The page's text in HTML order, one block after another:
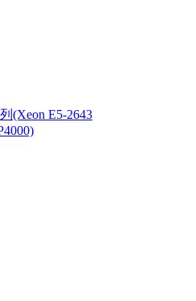
(Xeon E5-2643